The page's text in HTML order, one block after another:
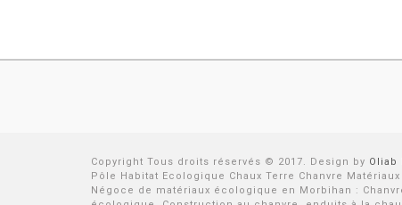
Copyright Tous droits réservés © 2017. Design by Oliab
Pôle Habitat Ecologique Chaux Terre Chanvre
Négoce de matériaux écologique en Morbihan :